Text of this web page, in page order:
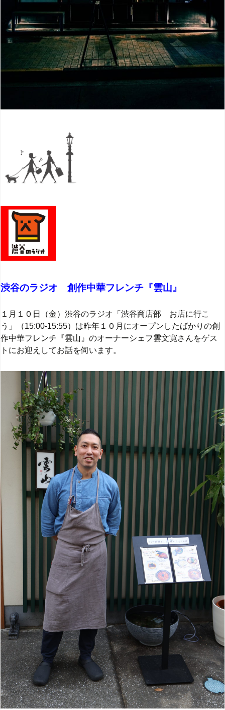
渋谷のラジオ 創作中華フレンチ『雲山』
１月１０日（金）渋谷のラジオ「渋谷商店部 お店に行こ
う」（15:00-15:55）は昨年１０月にオープンしたばかりの創
作中華フレンチ『雲山』のオーナーシェフ雲文寛さんをゲス
トにお迎えしてお話を伺います。